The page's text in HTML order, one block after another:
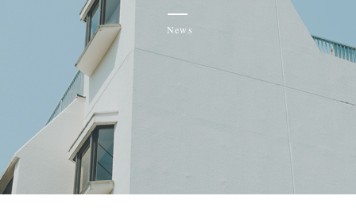
News